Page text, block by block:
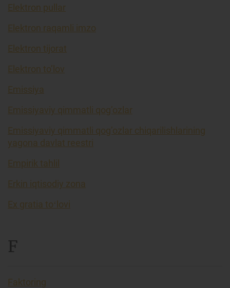
Elektron pullar
Elektron raqamli imzo
Elektron tijorat
Elektron to’lov
Emissiya
Emissiyaviy qimmatli qog’ozlar
Emissiyaviy qimmatli qog’ozlar chiqarilishlarining
yagona davlat reestri
Empirik tahlil
Erkin iqtisodiy zona
Ex gratia toʻlovi
F
Faktoring